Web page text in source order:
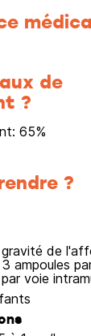
de
?
65%
?
de
ampoules
voie